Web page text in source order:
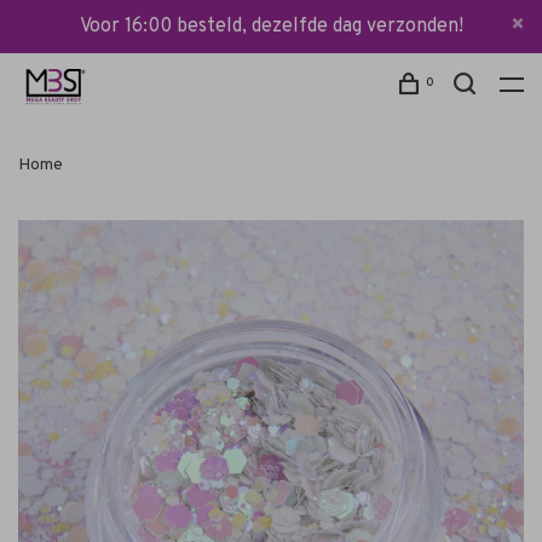
Voor 16:00 besteld, dezelfde dag verzonden!
0
Home